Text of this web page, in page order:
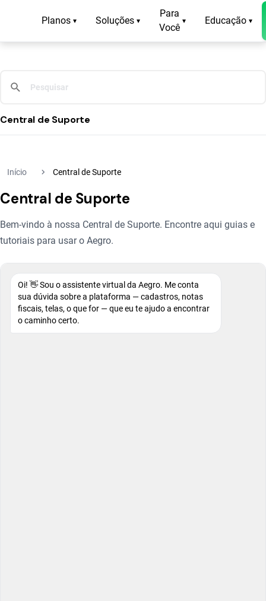
Planos ▾ Soluções ▾
Para
Você
▾ Educação ▾
Central de Suporte
Início navigate_next Central de Suporte
Central de Suporte
Bem-vindo à nossa Central de Suporte. Encontre aqui guias e
tutoriais para usar o Aegro.
Oi! 👋 Sou o assistente virtual da Aegro. Me conta
sua dúvida sobre a plataforma — cadastros, notas
fiscais, telas, o que for — que eu te ajudo a encontrar
o caminho certo.